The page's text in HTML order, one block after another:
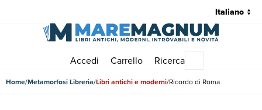
Accedi Carrello Ricerca
Home Metamorfosi Libreria Libri antichi e moderni Ricordo di Roma